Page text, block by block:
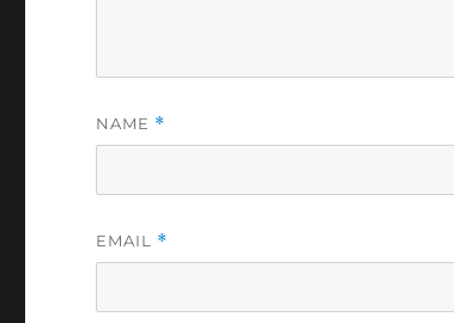
NAME *
EMAIL *